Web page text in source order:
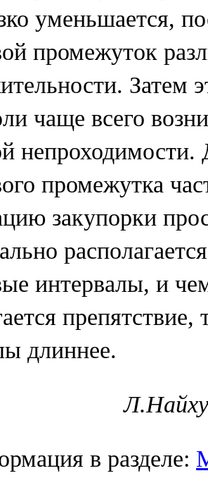
уменьшается,
промежуток
Затем
чаще всего
непроходимости.
промежутка
закупорки
интервалы, и
препятствие,
длиннее.
в разделе: